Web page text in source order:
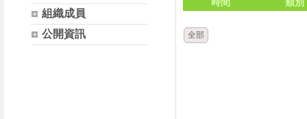
組織成員
公開資訊
全部